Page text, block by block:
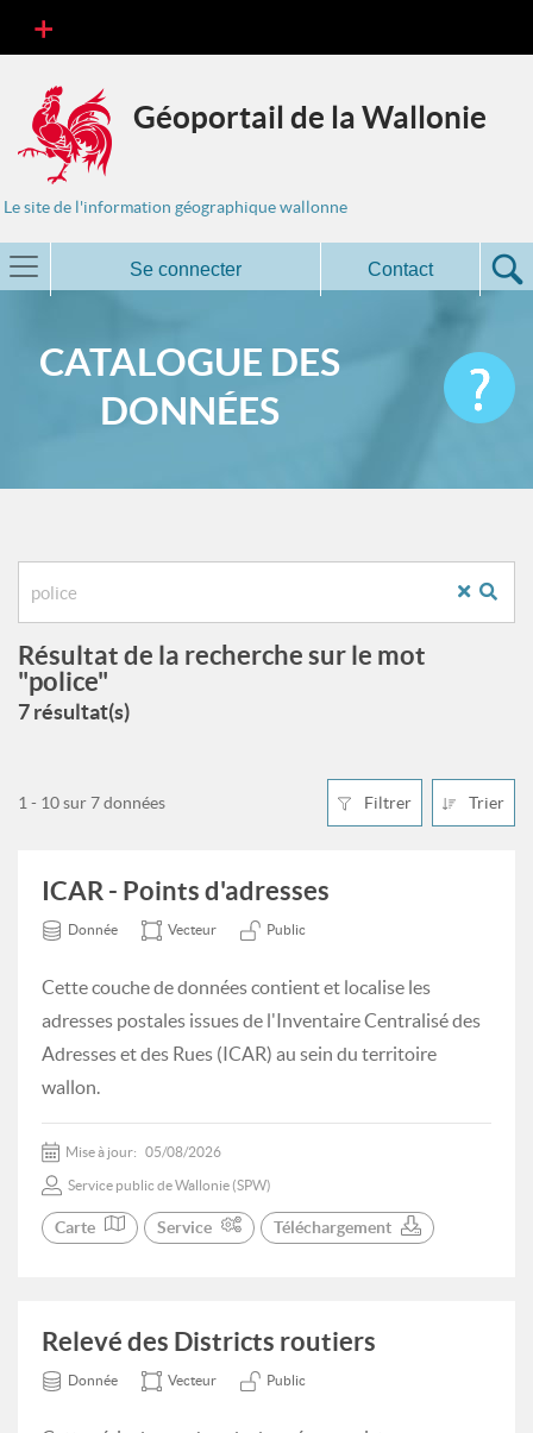
Géoportail de la Wallonie
Le site de l'information géographique wallonne
Se connecter Contact
CATALOGUE DES
DONNÉES
Résultat de la recherche sur le mot
"police"
7 résultat(s)
Filtrer Trier
1 - 10 sur 7 données
ICAR - Points d'adresses
Donnée Vecteur Public
Cette couche de données contient et localise les
adresses postales issues de l'Inventaire Centralisé des
Adresses et des Rues (ICAR) au sein du territoire
wallon.
Mise à jour: 05/08/2026
Service public de Wallonie (SPW)
Carte Service Téléchargement
Relevé des Districts routiers
Donnée Vecteur Public